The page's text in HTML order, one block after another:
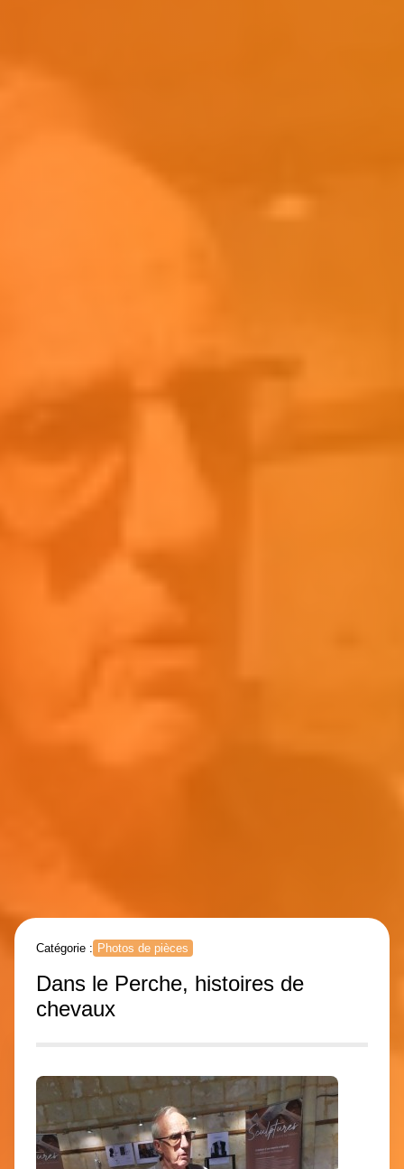
Catégorie : Photos de pièces
Dans le Perche, histoires de
chevaux